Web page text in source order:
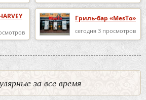
Гриль-бар «MesTo»
сегодня 3 просмотров
за все время